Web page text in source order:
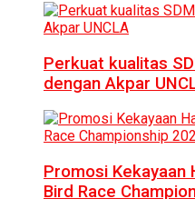
Perkuat kualitas
dengan Akpar
Promosi Kekayaan
Bird Race